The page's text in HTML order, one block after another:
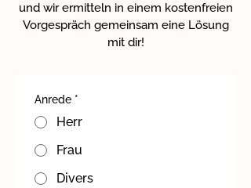
und wir ermitteln in einem kostenfreien
Vorgespräch gemeinsam eine Lösung
mit dir!
Anrede *
Herr
Frau
Divers